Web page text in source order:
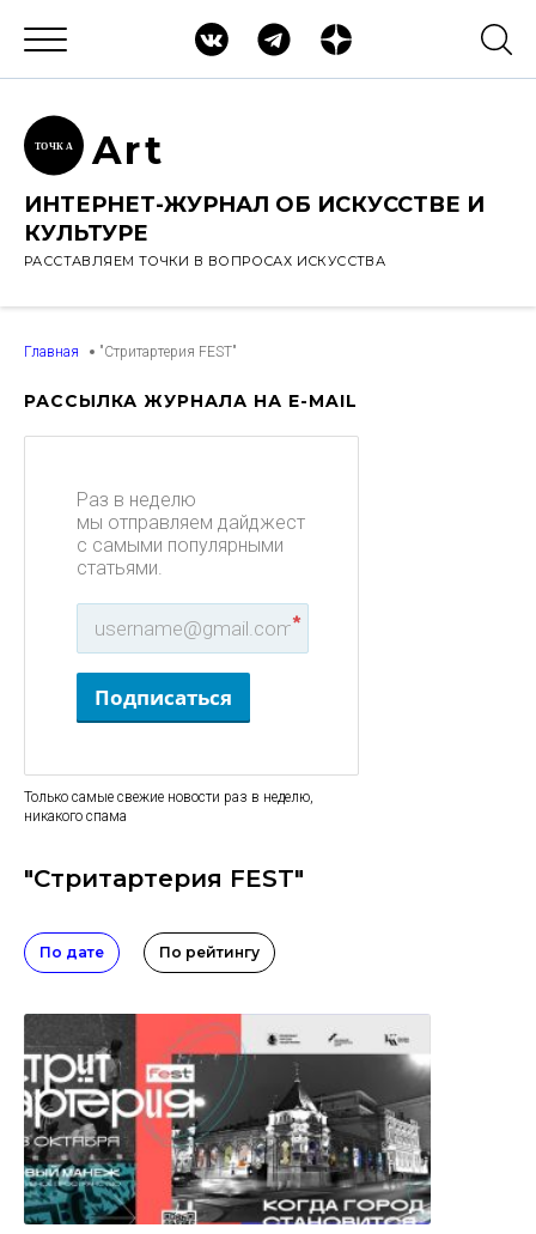
ТОЧК А Art
ИНТЕРНЕТ-ЖУРНАЛ ОБ ИСКУССТВЕ И
КУЛЬТУРЕ
РАССТАВЛЯЕМ ТОЧКИ В ВОПРОСАХ ИСКУССТВА
Главная "Стритартерия FEST"
РАССЫЛКА ЖУРНАЛА НА E-MAIL
Раз в неделю
мы отправляем дайджест
с самыми популярными
статьями.
*
Подписаться
Только самые свежие новости раз в неделю,
никакого спама
"Стритартерия FEST"
По дате По рейтингу